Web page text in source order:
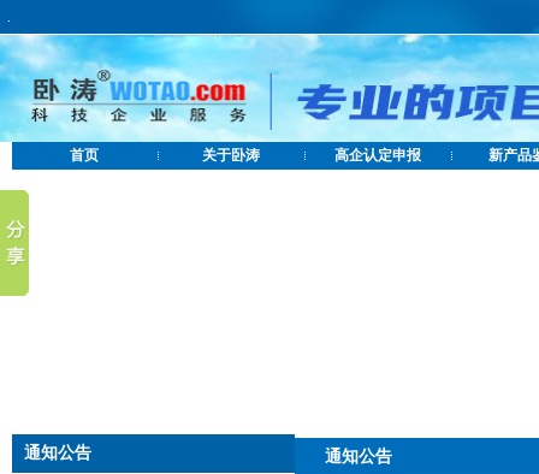
.
首页 关于卧涛 高企认定申报 新产品
通知公告 通知公告